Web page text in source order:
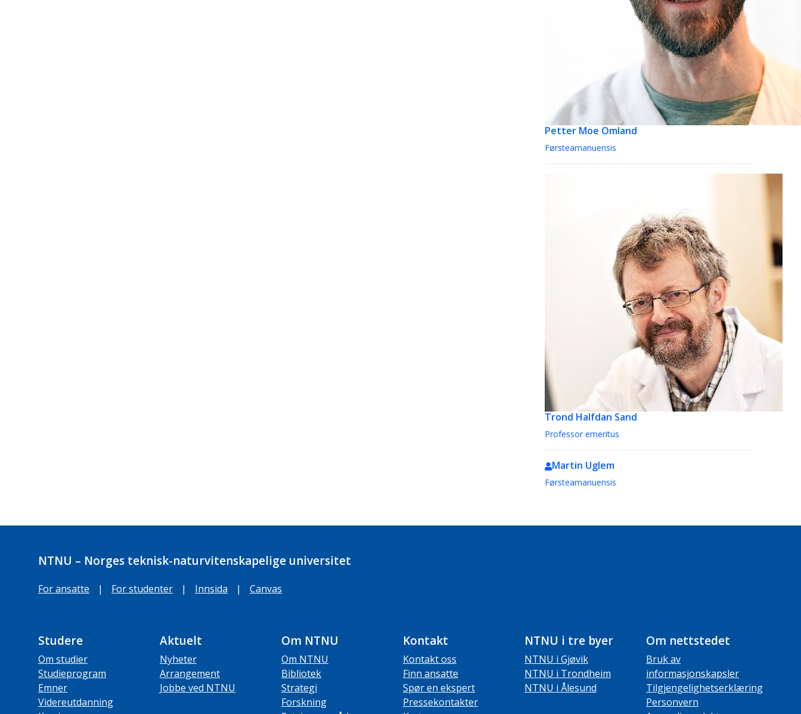
Petter Moe Omland
Førsteamanuensis
Trond Halfdan Sand
Professor emeritus
Martin Uglem
Førsteamanuensis
NTNU – Norges teknisk-naturvitenskapelige universitet
For ansatte | For studenter | Innsida | Canvas
Studere
Om studier
Studieprogram
Emner
Videreutdanning
Aktuelt
Nyheter
Arrangement
Jobbe ved NTNU
Om NTNU
Om NTNU
Bibliotek
Strategi
Forskning
Kontakt
Kontakt oss
Finn ansatte
Spør en ekspert
Pressekontakter
NTNU i tre byer
NTNU i Gjøvik
NTNU i Trondheim
NTNU i Ålesund
Om nettstedet
Bruk av
informasjonskapsler
Tilgjengelighetserklæring
Personvern